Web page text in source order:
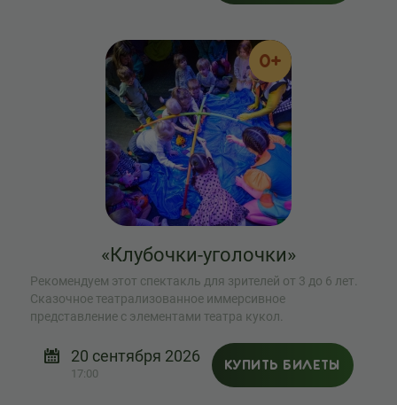
0+
«Клубочки-уголочки»
Рекомендуем этот спектакль для зрителей от 3 до 6 лет.
Сказочное театрализованное иммерсивное
представление с элементами театра кукол.
20 сентября 2026
17:00
КУПИТЬ БИЛЕТЫ